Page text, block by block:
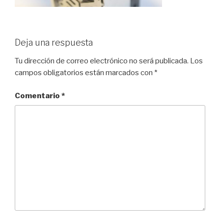
Deja una respuesta
Tu dirección de correo electrónico no será publicada. Los
campos obligatorios están marcados con *
Comentario *